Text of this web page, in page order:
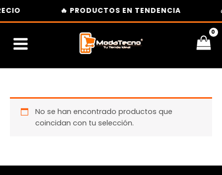
🔥 PRODUCTOS EN TENDENCIA
No se han encontrado productos que
coincidan con tu selección.